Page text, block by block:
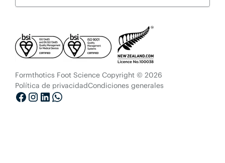
Formthotics Foot Science Copyright © 2026
Política de privacidadCondiciones generales